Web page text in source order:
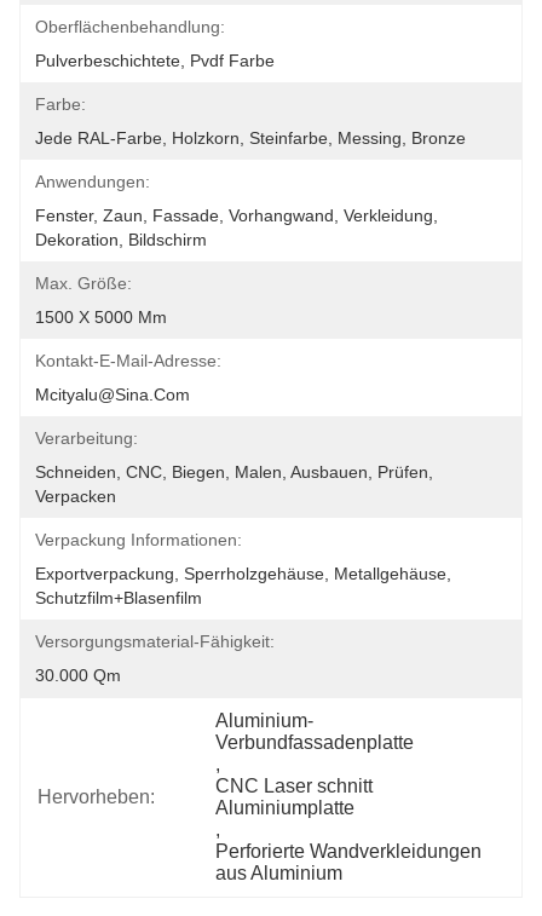
Oberflächenbehandlung:
Pulverbeschichtete, Pvdf Farbe
Farbe:
Jede RAL-Farbe, Holzkorn, Steinfarbe, Messing, Bronze
Anwendungen:
Fenster, Zaun, Fassade, Vorhangwand, Verkleidung,
Dekoration, Bildschirm
Max. Größe:
1500 X 5000 Mm
Kontakt-E-Mail-Adresse:
Mcityalu@sina.com
Verarbeitung:
Schneiden, CNC, Biegen, Malen, Ausbauen, Prüfen,
Verpacken
Verpackung Informationen:
Exportverpackung, Sperrholzgehäuse, Metallgehäuse,
Schutzfilm+Blasenfilm
Versorgungsmaterial-Fähigkeit:
30.000 Qm
Hervorheben:
Aluminium-
Verbundfassadenplatte
,
CNC Laser schnitt
Aluminiumplatte
,
Perforierte Wandverkleidungen
aus Aluminium